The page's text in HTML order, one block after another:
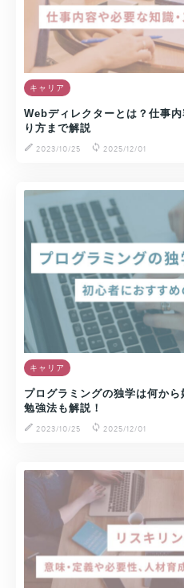
キャリア
Webディレクターとは？仕事
り方まで解説
2023/10/25
2025/12/01
キャリア
プログラミングの独学は何か
勉強法も解説！
2023/10/25
2025/12/01